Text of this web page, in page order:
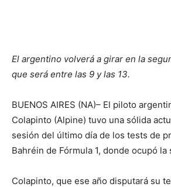
El argentino volverá a girar en la
que será entre las 9 y las 13.
BUENOS AIRES (NA)– El piloto
Colapinto (Alpine) tuvo una sólida
sesión del último día de los tests de
Bahréin de Fórmula 1, donde ocupó la
Colapinto, que ese año disputará su